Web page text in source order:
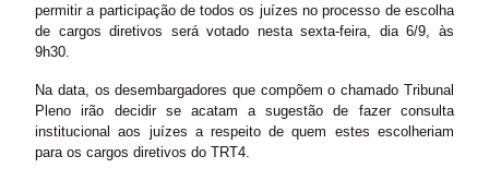
permitir a participação de todos os juízes no processo de escolha
de cargos diretivos será votado nesta sexta-feira, dia 6/9, às
9h30.
Na data, os desembargadores que compõem o chamado Tribunal
Pleno irão decidir se acatam a sugestão de fazer consulta
institucional aos juízes a respeito de quem estes escolheriam
para os cargos diretivos do TRT4.